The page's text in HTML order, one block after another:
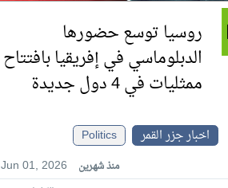
روسيا توسع حضورها
الدبلوماسي في إفريقيا بافتتاح
ممثليات في 4 دول جديدة
اخبار جزر القمر
Politics
Jun 01, 2026
منذ شهرين